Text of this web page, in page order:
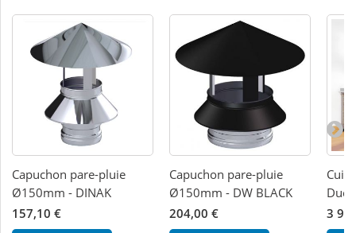
Capuchon pare-pluie
Ø150mm - DINAK
157,10 €
Capuchon pare-pluie
Ø150mm - DW BLACK
204,00 €
3